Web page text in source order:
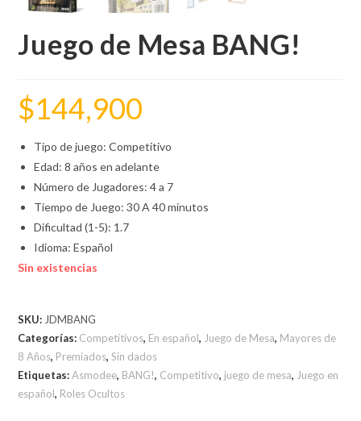
Juego de Mesa BANG!
$144,900
Tipo de juego: Competitivo
Edad: 8 años en adelante
Número de Jugadores: 4 a 7
Tiempo de Juego: 30 A 40 minutos
Dificultad (1-5): 1.7
Idioma: Español
Sin existencias
SKU: JDMBANG
Categorías: Competitivos, En español, Juego de Mesa, Mayores de
8 Años, Premiados,Sin dados
Etiquetas:Asmodee, BANG!, Competitivo, juego de mesa, Juego en
español, Roles Ocultos